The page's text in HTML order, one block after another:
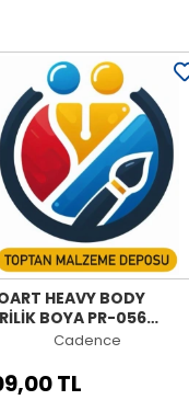
HEAVY BODY
BOYA PR-056
MENEKŞE
Cadence
TL